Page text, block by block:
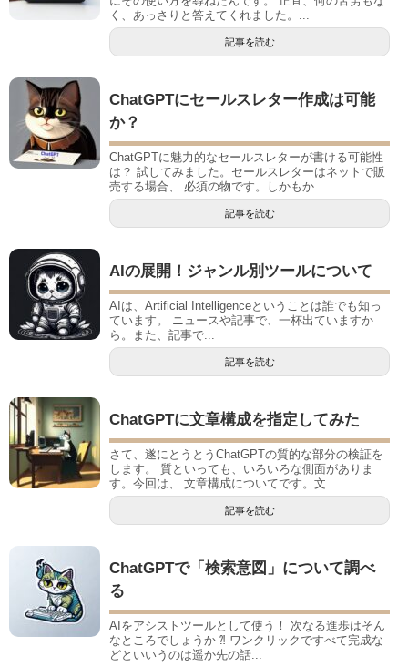
く、あっさりと答えてくれました。...
記事を読む
ChatGPTにセールスレター作成は可能
か？
ChatGPTに魅力的なセールスレターが書ける可能性
は？ 試してみました。セールスレターはネットで販
売する場合、 必須の物です。しかもか...
記事を読む
AIの展開！ジャンル別ツールについて
AIは、Artificial Intelligenceということは誰でも知っ
ています。 ニュースや記事で、一杯出ていますか
ら。また、記事で...
記事を読む
ChatGPTに文章構成を指定してみた
さて、遂にとうとうChatGPTの質的な部分の検証を
します。 質といっても、いろいろな側面がありま
す。今回は、 文章構成についてです。文...
記事を読む
ChatGPTで「検索意図」について調べ
る
AIをアシストツールとして使う！ 次なる進歩はそん
なところでしょうか ⁈ ワンクリックですべて完成な
どといいうのは遥か先の話...